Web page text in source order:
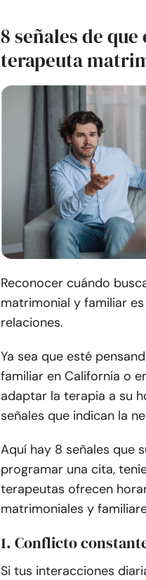
8 señales de
terapeuta
Reconocer cuándo
matrimonial y familiar
relaciones.
Ya sea que esté
familiar en California o
adaptar la terapia a su
señales que indican la
Aquí hay 8 señales que
programar una cita,
terapeutas ofrecen
matrimoniales y
1. Conflicto
Si tus interacciones